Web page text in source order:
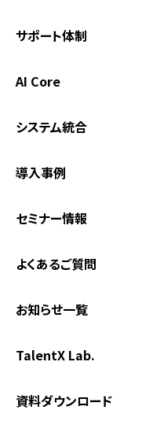
サポート体制
AI Core
システム統合
導入事例
セミナー情報
よくあるご質問
お知らせ一覧
TalentX Lab.
資料ダウンロード